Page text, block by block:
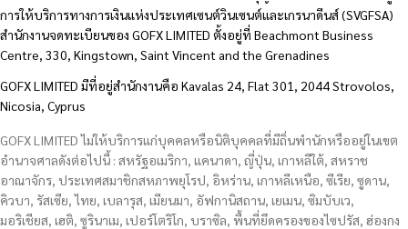
การให้บริการทางการเงินแห่งประเทศเซนต์วินเซนต์และเกรนาดีนส์ (SVGFSA)
สำนักงานจดทะเบียนของ GOFX LIMITED ตั้งอยู่ที่ Beachmont Business
Centre, 330, Kingstown, Saint Vincent and the Grenadines
GOFX LIMITED มีที่อยู่สำนักงานคือ Kavalas 24, Flat 301, 2044 Strovolos,
Nicosia, Cyprus
GOFX LIMITED ไม่ให้บริการแก่บุคคลหรือนิติบุคคลที่มีถิ่นพำนักหรืออยู่ในเขต
อำนาจศาลดังต่อไปนี้ : สหรัฐอเมริกา, แคนาดา, ญี่ปุ่น, เกาหลีใต้, สหราช
อาณาจักร, ประเทศสมาชิกสหภาพยุโรป, อิหร่าน, เกาหลีเหนือ, ซีเรีย, ซูดาน,
คิวบา, รัสเซีย, ไทย, เบลารุส, เมียนมา, อัฟกานิสถาน, เยเมน, ซิมบับเว,
มอริเชียส, เฮติ, ซูรินาเม, เปอร์โตริโก, บราซิล, พื้นที่ยึดครองของไซปรัส, ฮ่องกง